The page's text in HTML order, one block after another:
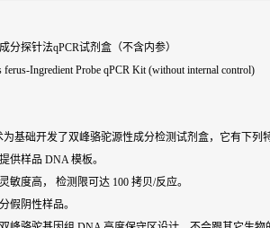
分探针法qPCR试剂盒（不含内参）
ferus-Ingredient Probe qPCR Kit (without internal control)
基础开发了双峰骆驼源性成分检测试剂盒，它有下列特
供样品 DNA 模板。
敏度高， 检测限可达 100 拷贝/反应。
假阴性样品。